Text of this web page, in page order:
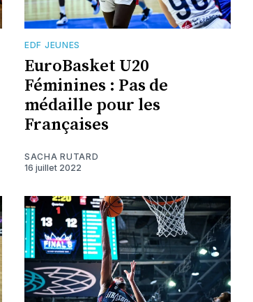
EDF JEUNES
EuroBasket U20
Féminines : Pas de
médaille pour les
Françaises
SACHA RUTARD
16 juillet 2022